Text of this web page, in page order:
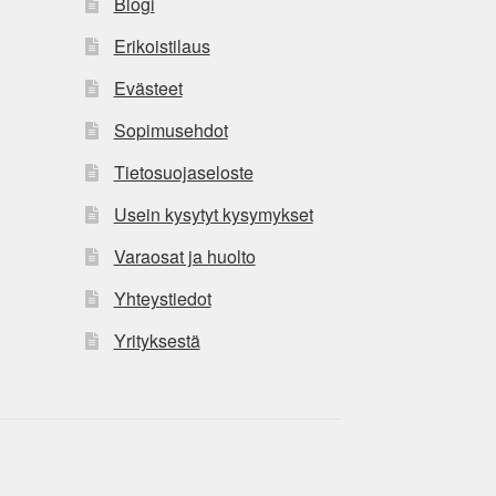
Erikoistilaus
Evästeet
Sopimusehdot
Tietosuojaseloste
Usein kysytyt kysymykset
Varaosat ja huolto
Yhteystiedot
Yrityksestä